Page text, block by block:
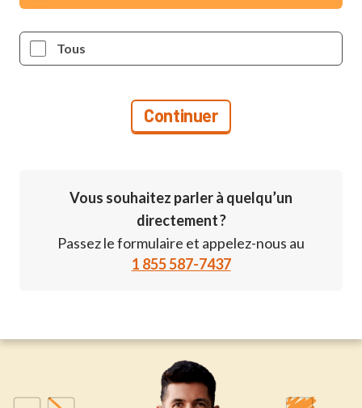
Tous
Vous souhaitez parler à quelqu’un
directement ?
Passez le formulaire et appelez-nous au
1 855 587-7437